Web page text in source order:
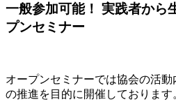
一般参加可能！ 実践者から
プンセミナー
オープンセミナーでは協会の活
の推進を目的に開催しております